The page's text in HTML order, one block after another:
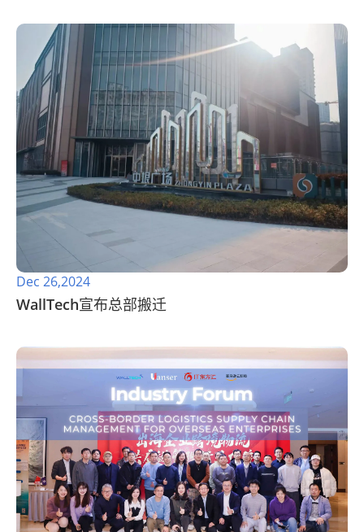
Dec 26,2024
WallTech宣布总部搬迁